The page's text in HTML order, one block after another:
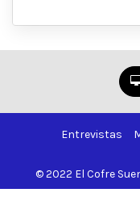
Entrevistas
© 2022 El Cofre